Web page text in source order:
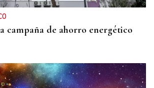
campaña de ahorro energético